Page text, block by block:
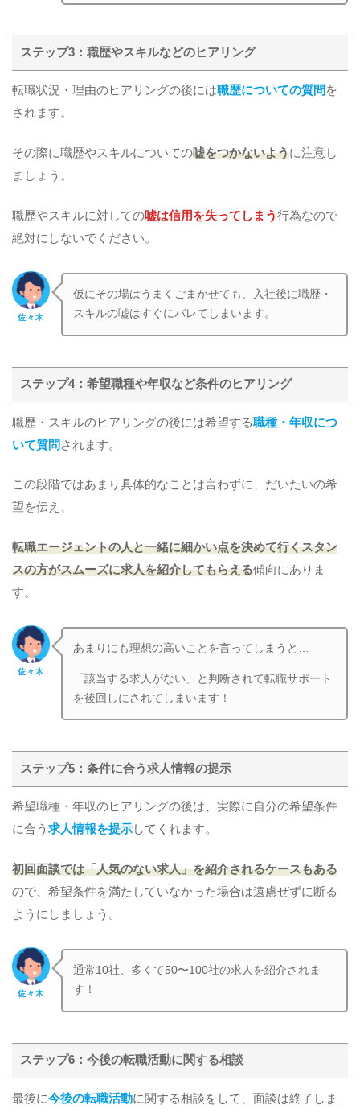
ステップ3：職歴やスキルなどのヒアリング
転職状況・理由のヒアリングの後には職歴についての質問 を
されます。
その際に職歴やスキルについての嘘をつかないように注意し
ましょう。
職歴やスキルに対しての嘘は信用を失ってしまう行為なので
絶対にしないでください。
佐々木
仮にその場はうまくごまかせても、入社後に職歴・
スキルの嘘はすぐにバレてしまいます。
ステップ4：希望職種や年収など条件のヒアリング
職歴・スキルのヒアリングの後には希望する職種・年収につ
いて質問 されます。
この段階ではあまり具体的なことは言わずに、だいたいの希
望を伝え、
転職エージェントの人と一緒に細かい点を決めて行くスタン
スの方がスムーズに求人を紹介してもらえる傾向にありま
す。
佐々木
あまりにも理想の高いことを言ってしまうと…
「該当する求人がない」と判断されて転職サポート
を後回しにされてしまいます！
ステップ5：条件に合う求人情報の提示
希望職種・年収のヒアリングの後は、実際に自分の希望条件
に合う 求人情報を提示してくれます。
初回面談では「人気のない求人」を紹介されるケースもある
ので、希望条件を満たしていなかった場合は遠慮ぜずに断る
ようにしましょう。
佐々木
通常10社、多くて50〜100社の求人を紹介されま
す！
ステップ6：今後の転職活動に関する相談
最後に今後の転職活動に関する相談をして、面談は終了しま